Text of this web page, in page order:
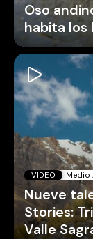
Oso
habita los
VIDEO Medio
Nueve
Stories:
Valle